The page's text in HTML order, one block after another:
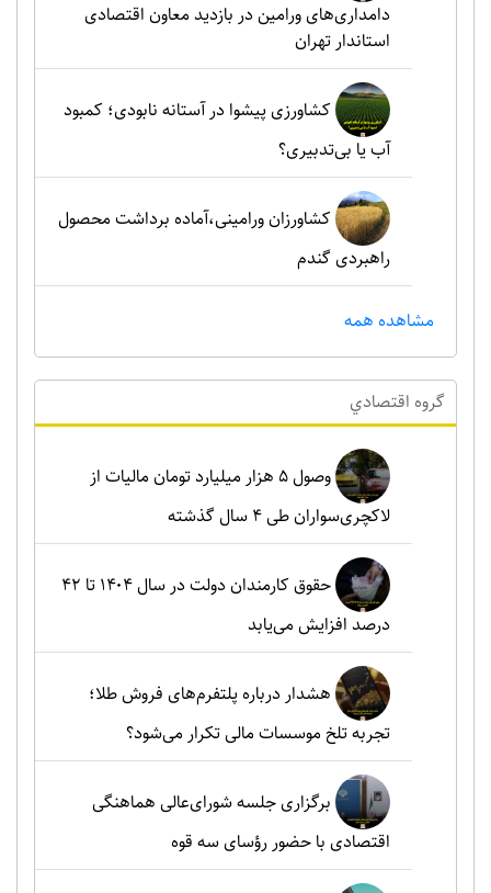
دامداری‌های ورامین در بازدید معاون اقتصادی
استاندار تهران
کشاورزی پیشوا در آستانه نابودی؛ کمبود
آب یا بی‌تدبیری؟
کشاورزان ورامینی،آماده برداشت محصول
راهبردی گندم
مشاهده همه
گروه اقتصادي
وصول ۵ هزار میلیارد تومان مالیات از
لاکچری‌سواران طی ۴ سال گذشته
حقوق کارمندان دولت در سال ۱۴۰۴ تا ۴۲
درصد افزایش می‌یابد
هشدار درباره پلتفرم‌های فروش طلا؛
تجربه تلخ موسسات مالی تکرار می‌شود؟
برگزاری جلسه شورای‌عالی هماهنگی
اقتصادی با حضور رؤسای سه قوه